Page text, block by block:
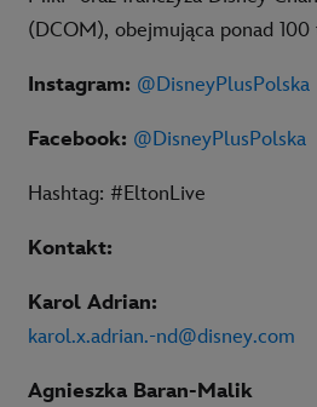
(DCOM), obejmująca ponad 100
Instagram: @DisneyPlusPolska
Facebook: @DisneyPlusPolska
Hashtag: #EltonLive
Kontakt:
Karol Adrian:
karol.x.adrian.-nd@disney.com
Agnieszka Baran-Malik